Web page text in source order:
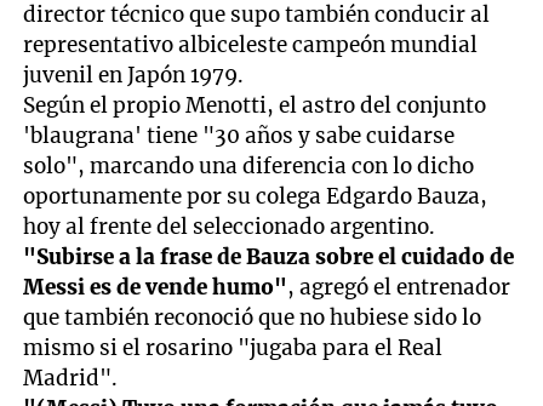
director técnico que supo también conducir al
representativo albiceleste campeón mundial
juvenil en Japón 1979.
Según el propio Menotti, el astro del conjunto
'blaugrana' tiene "30 años y sabe cuidarse
solo", marcando una diferencia con lo dicho
oportunamente por su colega Edgardo Bauza,
hoy al frente del seleccionado argentino.
"Subirse a la frase de Bauza sobre el cuidado de
Messi es de vende humo", agregó el entrenador
que también reconoció que no hubiese sido lo
mismo si el rosarino "jugaba para el Real
Madrid".